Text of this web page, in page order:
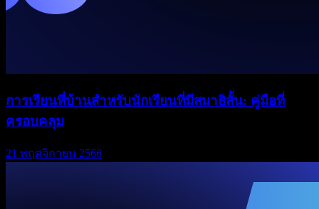
การเรียนที่บ้านสำหรับนักเรียนที่มีสมาธิสั้น: คู่มือที่
ครอบคลุม
21 พฤศจิกายน 2566